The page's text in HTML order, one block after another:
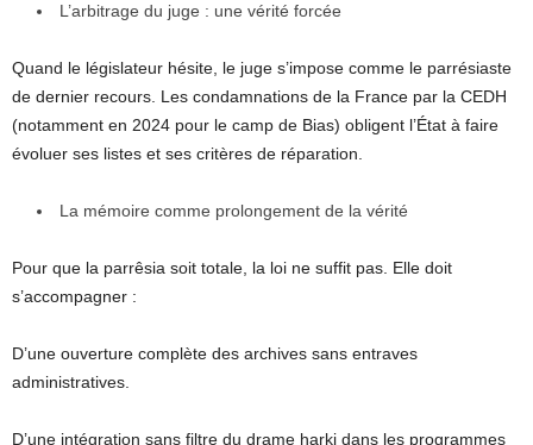
L’arbitrage du juge : une vérité forcée
Quand le législateur hésite, le juge s’impose comme le parrésiaste
de dernier recours. Les condamnations de la France par la CEDH
(notamment en 2024 pour le camp de Bias) obligent l’État à faire
évoluer ses listes et ses critères de réparation.
La mémoire comme prolongement de la vérité
Pour que la parrêsia soit totale, la loi ne suffit pas. Elle doit
s’accompagner :
D’une ouverture complète des archives sans entraves
administratives.
D’une intégration sans filtre du drame harki dans les programmes